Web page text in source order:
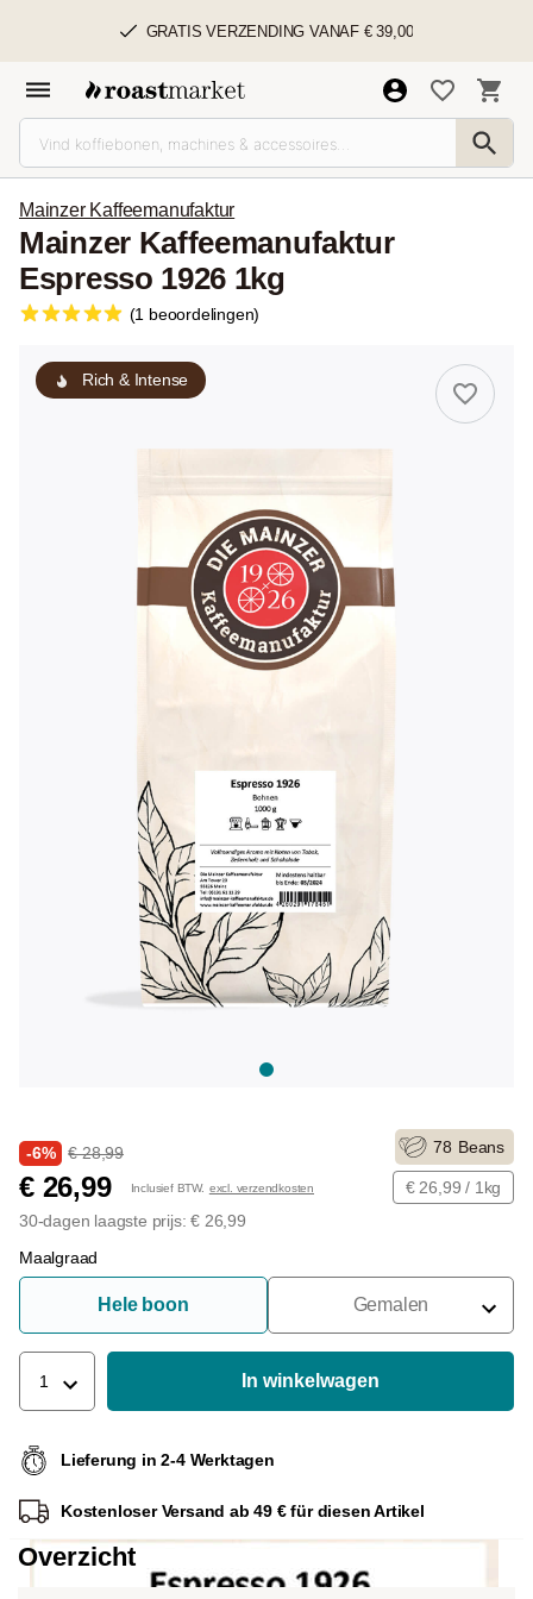
GRATIS VERZENDING VANAF € 39,00
Mainzer Kaffeemanufaktur
Mainzer Kaffeemanufaktur
Espresso 1926 1kg
(1 beoordelingen)
Rich & Intense
-6% € 28,99
€ 26,99 Inclusief BTW. excl. verzendkosten
30-dagen laagste prijs: € 26,99
78 Beans
€ 26,99 / 1kg
Maalgraad
Hele boon Gemalen
Voor Portafilter
1 In winkelwagen
Lieferung in 2-4 Werktagen
Kostenloser Versand ab 49 € für diesen Artikel
Overzicht